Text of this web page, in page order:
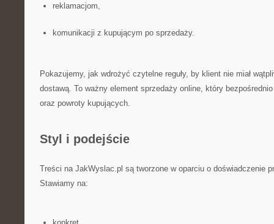
reklamacjom,
komunikacji z kupującym po sprzedaży.
Pokazujemy, jak wdrożyć czytelne reguły, by klient nie miał
dostawą. To ważny element sprzedaży online, który bezpośrednio
oraz powroty kupujących.
Styl i podejście
Treści na JakWyslac.pl są tworzone w oparciu o doświadczenie
Stawiamy na: